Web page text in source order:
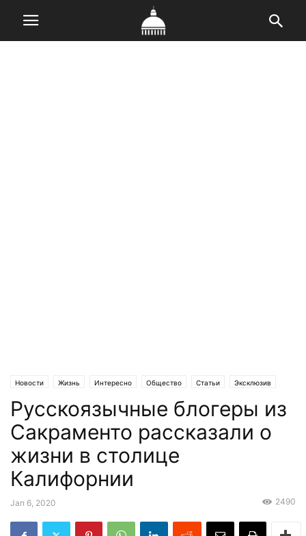
Новости Жизнь Интересно Общество Статьи Эксклюзив
Русскоязычные блогеры из
Сакраменто рассказали о
жизни в столице
Калифорнии
Jan 6, 2020 2490